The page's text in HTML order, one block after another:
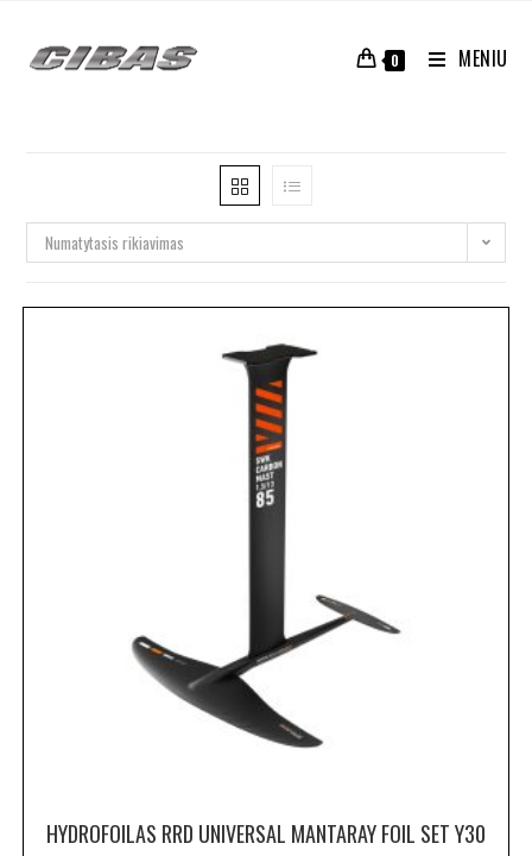
0 MENIU
Numatytasis rikiavimas
HYDROFOILAS RRD UNIVERSAL MANTARAY FOIL SET Y30